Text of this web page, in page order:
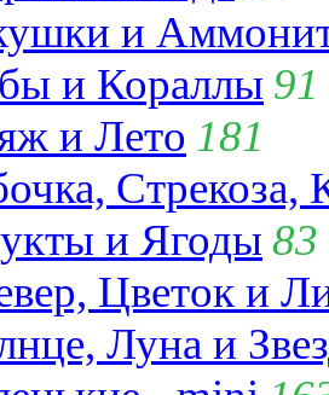
и
и Кораллы 91
и Лето 181
и Ягоды 83
Цветок и
Луна и